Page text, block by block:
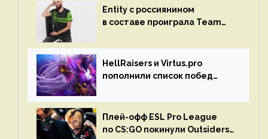
Entity с россиянином
в составе проиграла Team
HellRaisers и Virtus.pro
пополнили список побед
Плей-офф ESL Pro League
по CS:GO покинули Outsiders